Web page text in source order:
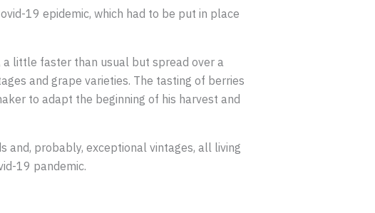
19 epidemic, which had to be put in place
a little faster than usual but spread over a
and grape varieties. The tasting of berries
to adapt the beginning of his harvest and
and, probably, exceptional vintages, all living
19 pandemic.